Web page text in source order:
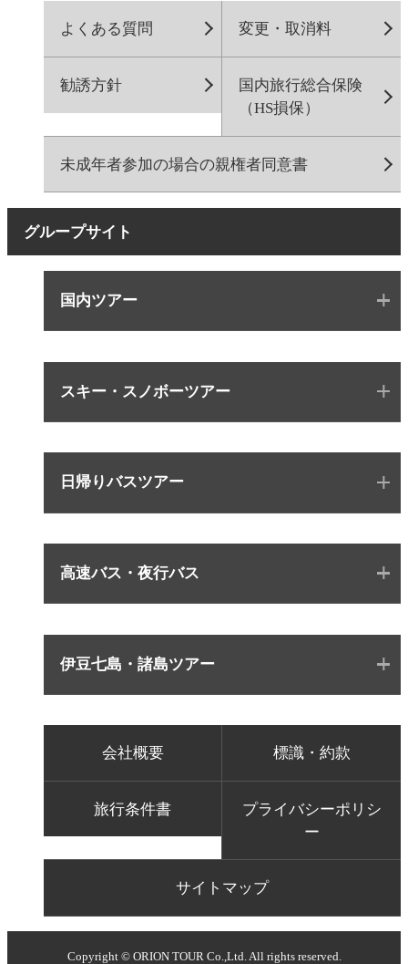
よくある質問 変更・取消料
勧誘方針
国内旅行総合保険
（HS損保）
未成年者参加の場合の親権者同意書
グループサイト
国内ツアー
スキー・スノボーツアー
日帰りバスツアー
高速バス・夜行バス
伊豆七島・諸島ツアー
会社概要 標識・約款
旅行条件書
プライバシーポリシ
ー
サイトマップ
Copyright © ORION TOUR Co.,Ltd. All rights reserved.